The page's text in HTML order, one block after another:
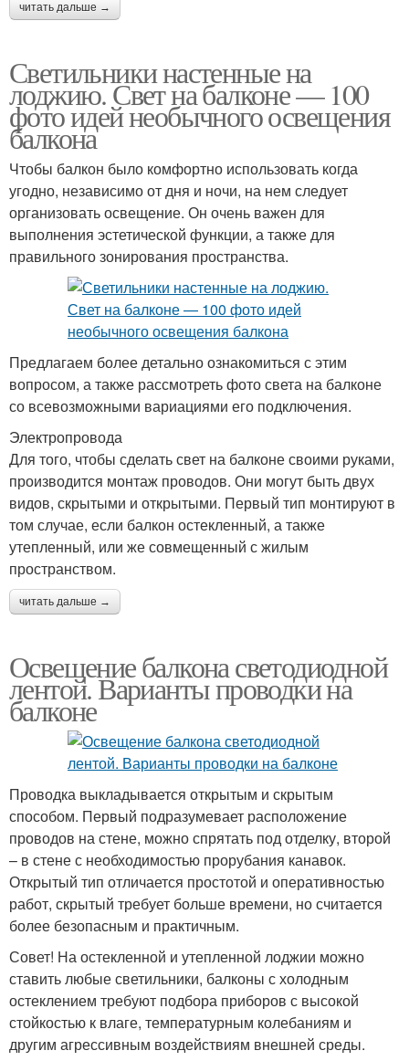
читать дальше →
Светильники настенные на
лоджию. Свет на балконе — 100
фото идей необычного освещения
балкона
Чтобы балкон было комфортно использовать когда
угодно, независимо от дня и ночи, на нем следует
организовать освещение. Он очень важен для
выполнения эстетической функции, а также для
правильного зонирования пространства.
Предлагаем более детально ознакомиться с этим
вопросом, а также рассмотреть фото света на балконе
со всевозможными вариациями его подключения.
Электропровода
Для того, чтобы сделать свет на балконе своими руками,
производится монтаж проводов. Они могут быть двух
видов, скрытыми и открытыми. Первый тип монтируют в
том случае, если балкон остекленный, а также
утепленный, или же совмещенный с жилым
пространством.
читать дальше →
Освещение балкона светодиодной
лентой. Варианты проводки на
балконе
Проводка выкладывается открытым и скрытым
способом. Первый подразумевает расположение
проводов на стене, можно спрятать под отделку, второй
– в стене с необходимостью прорубания канавок.
Открытый тип отличается простотой и оперативностью
работ, скрытый требует больше времени, но считается
более безопасным и практичным.
Совет! На остекленной и утепленной лоджии можно
ставить любые светильники, балконы с холодным
остеклением требуют подбора приборов с высокой
стойкостью к влаге, температурным колебаниям и
другим агрессивным воздействиям внешней среды.